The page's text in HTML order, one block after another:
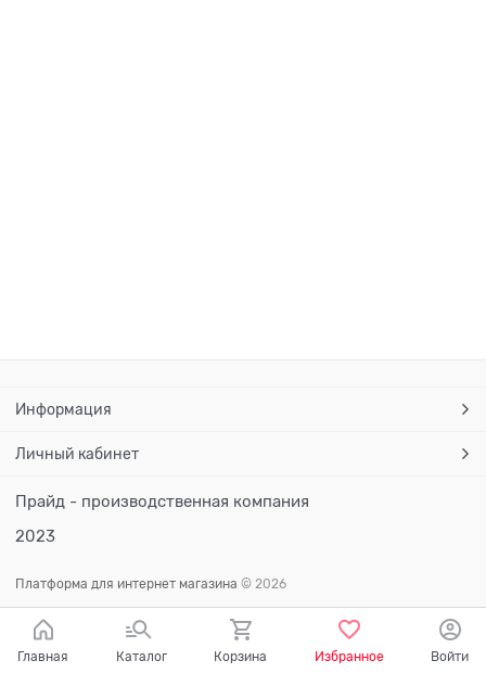
Информация
Личный кабинет
Прайд - производственная компания
2023
Платформа для интернет магазина © 2026
Главная Каталог Корзина Избранное Войти